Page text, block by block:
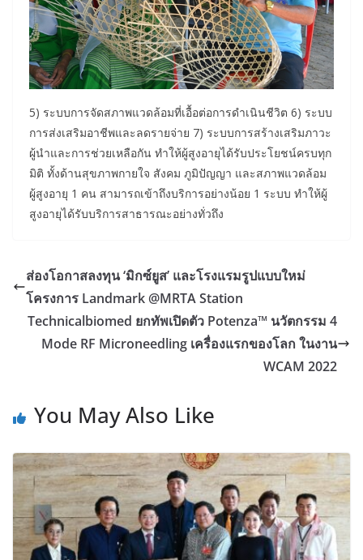
5) ระบบการจัดสภาพแวดล้อมที่เอื้อต่อการดำเนินชีวิต 6) ระบบ
การส่งเสริมอาชีพและลดรายจ่าย 7) ระบบการสร้างเสริมภาวะ
ผู้นำและการช่วยเหลือกัน ทำให้ผู้สูงอายุได้รับประโยชน์ครบทุก
มิติ ทั้งด้านสุขภาพกายใจ สังคม ภูมิปัญญา และสภาพแวดล้อม
ผู้สูงอายุ 1 คน สามารถเข้าถึงบริการอย่างน้อย 1 ระบบ ทำให้ผู้
สูงอายุได้รับบริการสาธารณะอย่างทั่วถึง
ส่องโอกาสลงทุน ‘มิกซ์ยูส’ และโรงแรมรูปแบบใหม่
โครงการ Landmark @MRTA Station
Technicalbiomed ยกทัพเปิดตัว Potenza™ นวัตกรรม 4
Mode RF Microneedling เครื่องแรกของโลก ในงาน
WCAM 2022
You May Also Like